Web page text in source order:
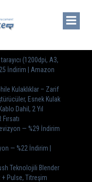
(1200dpi, A3,
İndirim | Amazon
Kulaklıklar – Zarif
Esnek Kulak
Dahil, 2 Yıl
— %29 İndirim
— %22 İndirim |
Teknolojili Blender
+ Pulse, Titreşim